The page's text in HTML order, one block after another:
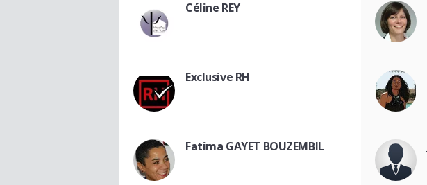
Céline REY
Exclusive RH
Fatima GAYET BOUZEMBIL